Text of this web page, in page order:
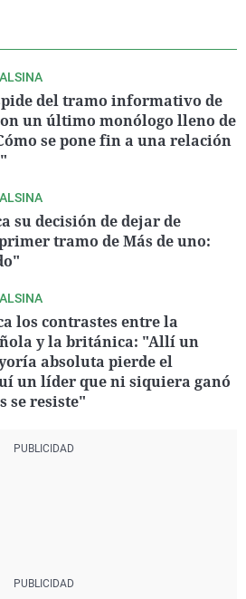
del tramo informativo de
un último monólogo lleno de
se pone fin a una relación
su decisión de dejar de
tramo de Más de uno:
los contrastes entre la
y la británica: "Allí un
absoluta pierde el
un líder que ni siquiera ganó
se resiste"